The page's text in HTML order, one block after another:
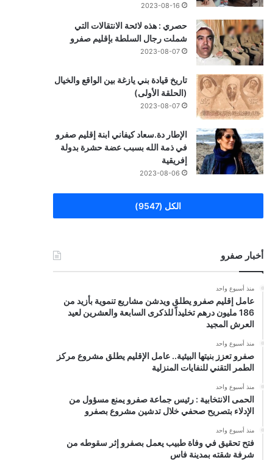
2023-08-16
حصري : هذه لائحة الانتقالات التي
شملت رجال السلطة بإقليم صفرو
2023-08-07
تاريخ قيادة بني يازغة بين الواقع والخيال
(الحلقة الأولى)
2023-08-07
الإطار دة.سعاد كيفاني ابنة إقليم صفرو
في ذمة الله بسبب عضة حشرة بدولة
إفريقية
2023-08-06
الكل (9547)
أخبار صفرو
منذ أسبوع واحد
عامل إقليم صفرو يطلق ويدشن مشاريع تنموية بأزيد من
186 مليون درهم تخليداً للذكرى السابعة والعشرين لعيد
العرش المجيد
منذ أسبوع واحد
صفرو تعزز بنيتها البيئية.. عامل الإقليم يطلق مشروع مركز
الطمر التقني للنفايات المنزلية
منذ أسبوع واحد
الحمى الانتخابية : رئيس جماعة صفرو يمنع مسؤول من
الإدلاء بتصريح صحفي خلال تدشين مشروع بصفرو
منذ أسبوع واحد
فتح تحقيق في وفاة طبيب يعمل بصفرو إثر سقوطه من
شرفة شقته بمدينة فاس